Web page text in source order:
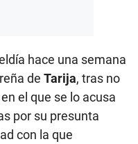
hace una semana
de Tarija, tras no
el que se lo acusa
por su presunta
con la que